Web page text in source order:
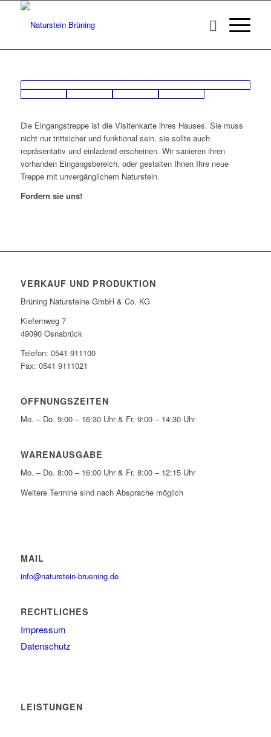
Die Eingangstreppe ist die Visitenkarte ihres Hauses. Sie muss
nicht nur trittsicher und funktional sein, sie sollte auch
repräsentativ und einladend erscheinen. Wir sanieren ihren
vorhanden Eingangsbereich, oder gestalten Ihnen Ihre neue
Treppe mit unvergänglichem Naturstein.
Fordern sie uns!
VERKAUF UND PRODUKTION
Brüning Natursteine GmbH & Co. KG
Kiefernweg 7
49090 Osnabrück
Telefon: 0541 911100
Fax: 0541 9111021
ÖFFNUNGSZEITEN
Mo. – Do. 9:00 – 16:30 Uhr & Fr. 9:00 – 14:30 Uhr
WARENAUSGABE
Mo. – Do. 8:00 – 16:00 Uhr & Fr. 8:00 – 12:15 Uhr
Weitere Termine sind nach Absprache möglich
MAIL
info@naturstein-bruening.de
RECHTLICHES
Impressum
Datenschutz
LEISTUNGEN